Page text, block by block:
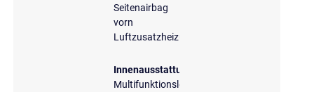
Seitenairbag
vorn
Luftzusatzheizung
Innenausstattung
Multifunktionslenkrad,